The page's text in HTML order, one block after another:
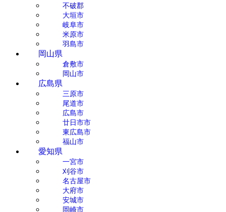
不破郡
大垣市
岐阜市
米原市
羽島市
岡山県
倉敷市
岡山市
広島県
三原市
尾道市
広島市
廿日市市
東広島市
福山市
愛知県
一宮市
刈谷市
名古屋市
大府市
安城市
岡崎市